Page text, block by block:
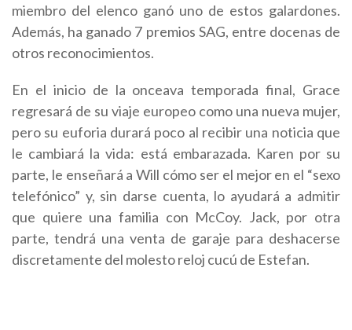
miembro del elenco ganó uno de estos galardones.
Además, ha ganado 7 premios SAG, entre docenas de
otros reconocimientos.
En el inicio de la onceava temporada final, Grace
regresará de su viaje europeo como una nueva mujer,
pero su euforia durará poco al recibir una noticia que
le cambiará la vida: está embarazada. Karen por su
parte, le enseñará a Will cómo ser el mejor en el “sexo
telefónico” y, sin darse cuenta, lo ayudará a admitir
que quiere una familia con McCoy. Jack, por otra
parte, tendrá una venta de garaje para deshacerse
discretamente del molesto reloj cucú de Estefan.